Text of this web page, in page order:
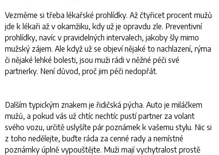
Vezměme si třeba lékařské prohlídky. Až čtyřicet procent mužů
jde k lékaři až v okamžiku, kdy už je opravdu zle. Preventivní
prohlídky, navíc v pravidelných intervalech, jakoby šly mimo
mužský zájem. Ale když už se objeví nějaké to nachlazení, rýma
či nějaké lehké bolesti, jsou muži rádi v něžné péči své
partnerky. Není důvod, proč jim péči nedopřát.
Dalším typickým znakem je řidičská pýcha. Auto je miláčkem
mužů, a pokud vás už chtíc nechtíc pustí partner za volant
svého vozu, určitě uslyšíte pár poznámek k vašemu stylu. Nic si
z toho nedělejte, buďte ráda za cenné rady a nemístné
poznámky úplně vypouštějte. Muži mají vychytralost prostě